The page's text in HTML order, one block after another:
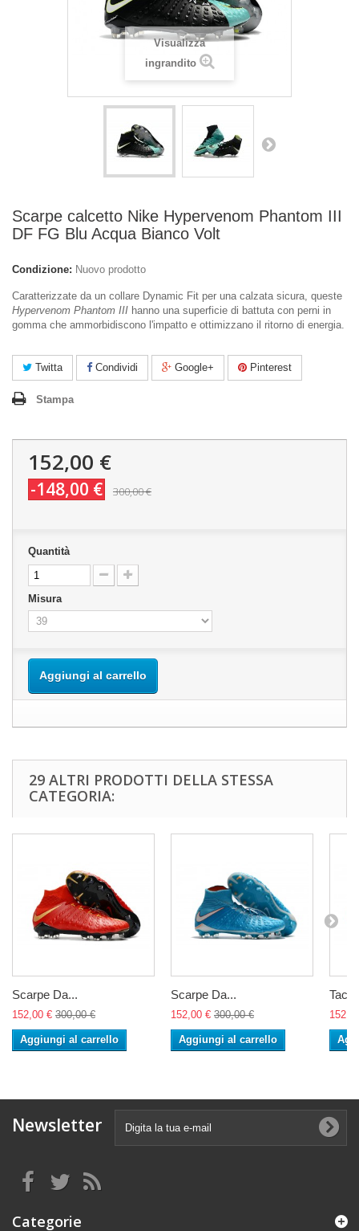
Visualizza
ingrandito
Scarpe calcetto Nike Hypervenom Phantom III
DF FG Blu Acqua Bianco Volt
Condizione: Nuovo prodotto
Caratterizzate da un collare Dynamic Fit per una calzata sicura, queste
Hypervenom Phantom III hanno una superficie di battuta con perni in
gomma che ammorbidiscono l'impatto e ottimizzano il ritorno di energia.
Twitta Condividi Google+ Pinterest
Stampa
152,00 €
-148,00 € 300,00 €
Quantità
Misura
Aggiungi al carrello
29 ALTRI PRODOTTI DELLA STESSA
CATEGORIA:
Scarpe Da...
152,00 € 300,00 €
Aggiungi al carrello
Scarpe Da...
152,00 € 300,00 €
Aggiungi al carrello
Newsletter
Categorie